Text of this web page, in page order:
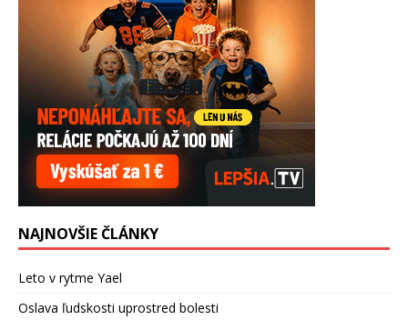
NAJNOVŠIE ČLÁNKY
Leto v rytme Yael
Oslava ľudskosti uprostred bolesti